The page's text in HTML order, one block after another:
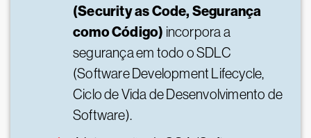
(Security as Code, Segurança
como Código) incorpora a
segurança em todo o SDLC
(Software Development Lifecycle,
Ciclo de Vida de Desenvolvimento de
Software).